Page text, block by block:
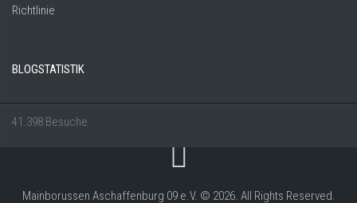
Richtlinie
BLOGSTATISTIK
41.398 Besuche
Mainborussen Aschaffenburg 09 e.V. © 2026. All Rights Reserved.